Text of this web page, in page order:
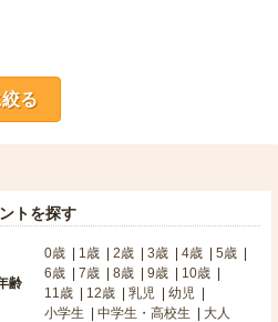
る
トを探す
齢
0歳 1歳 2歳 3歳 4歳
5歳
6歳
7歳 8歳 9歳
10歳
11歳
12歳 乳児
幼児
小学生
中学生・高校生 大人